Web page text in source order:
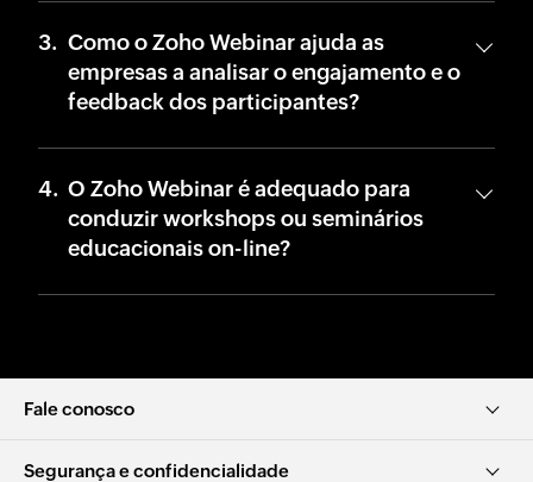
Como o Zoho Webinar ajuda as
empresas a analisar o engajamento e o
feedback dos participantes?
O Zoho Webinar é adequado para
conduzir workshops ou seminários
educacionais on-line?
Fale conosco
Segurança e confidencialidade